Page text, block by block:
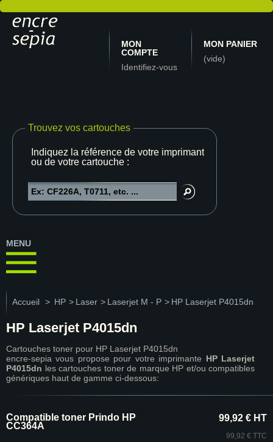
MON
COMPTE
Identifiez-vous
MON PANIER
(vide)
Trouvez vos cartouches
Indiquez la référence de votre imprimante
ou de votre cartouche :
MENU
Accueil > HP > Laser > Laserjet M - P > HP Laserjet P4015dn
HP Laserjet P4015dn
Cartouches toner pour HP Laserjet P4015dn
encre-sepia vous propose pour votre imprimante HP Laserjet
P4015dn les cartouches toner de marque HP et/ou compatibles
génériques haut de gamme ci-dessous:
Compatible toner Prindo HP
CC364A
99,92 € HT
99,92 € TTC